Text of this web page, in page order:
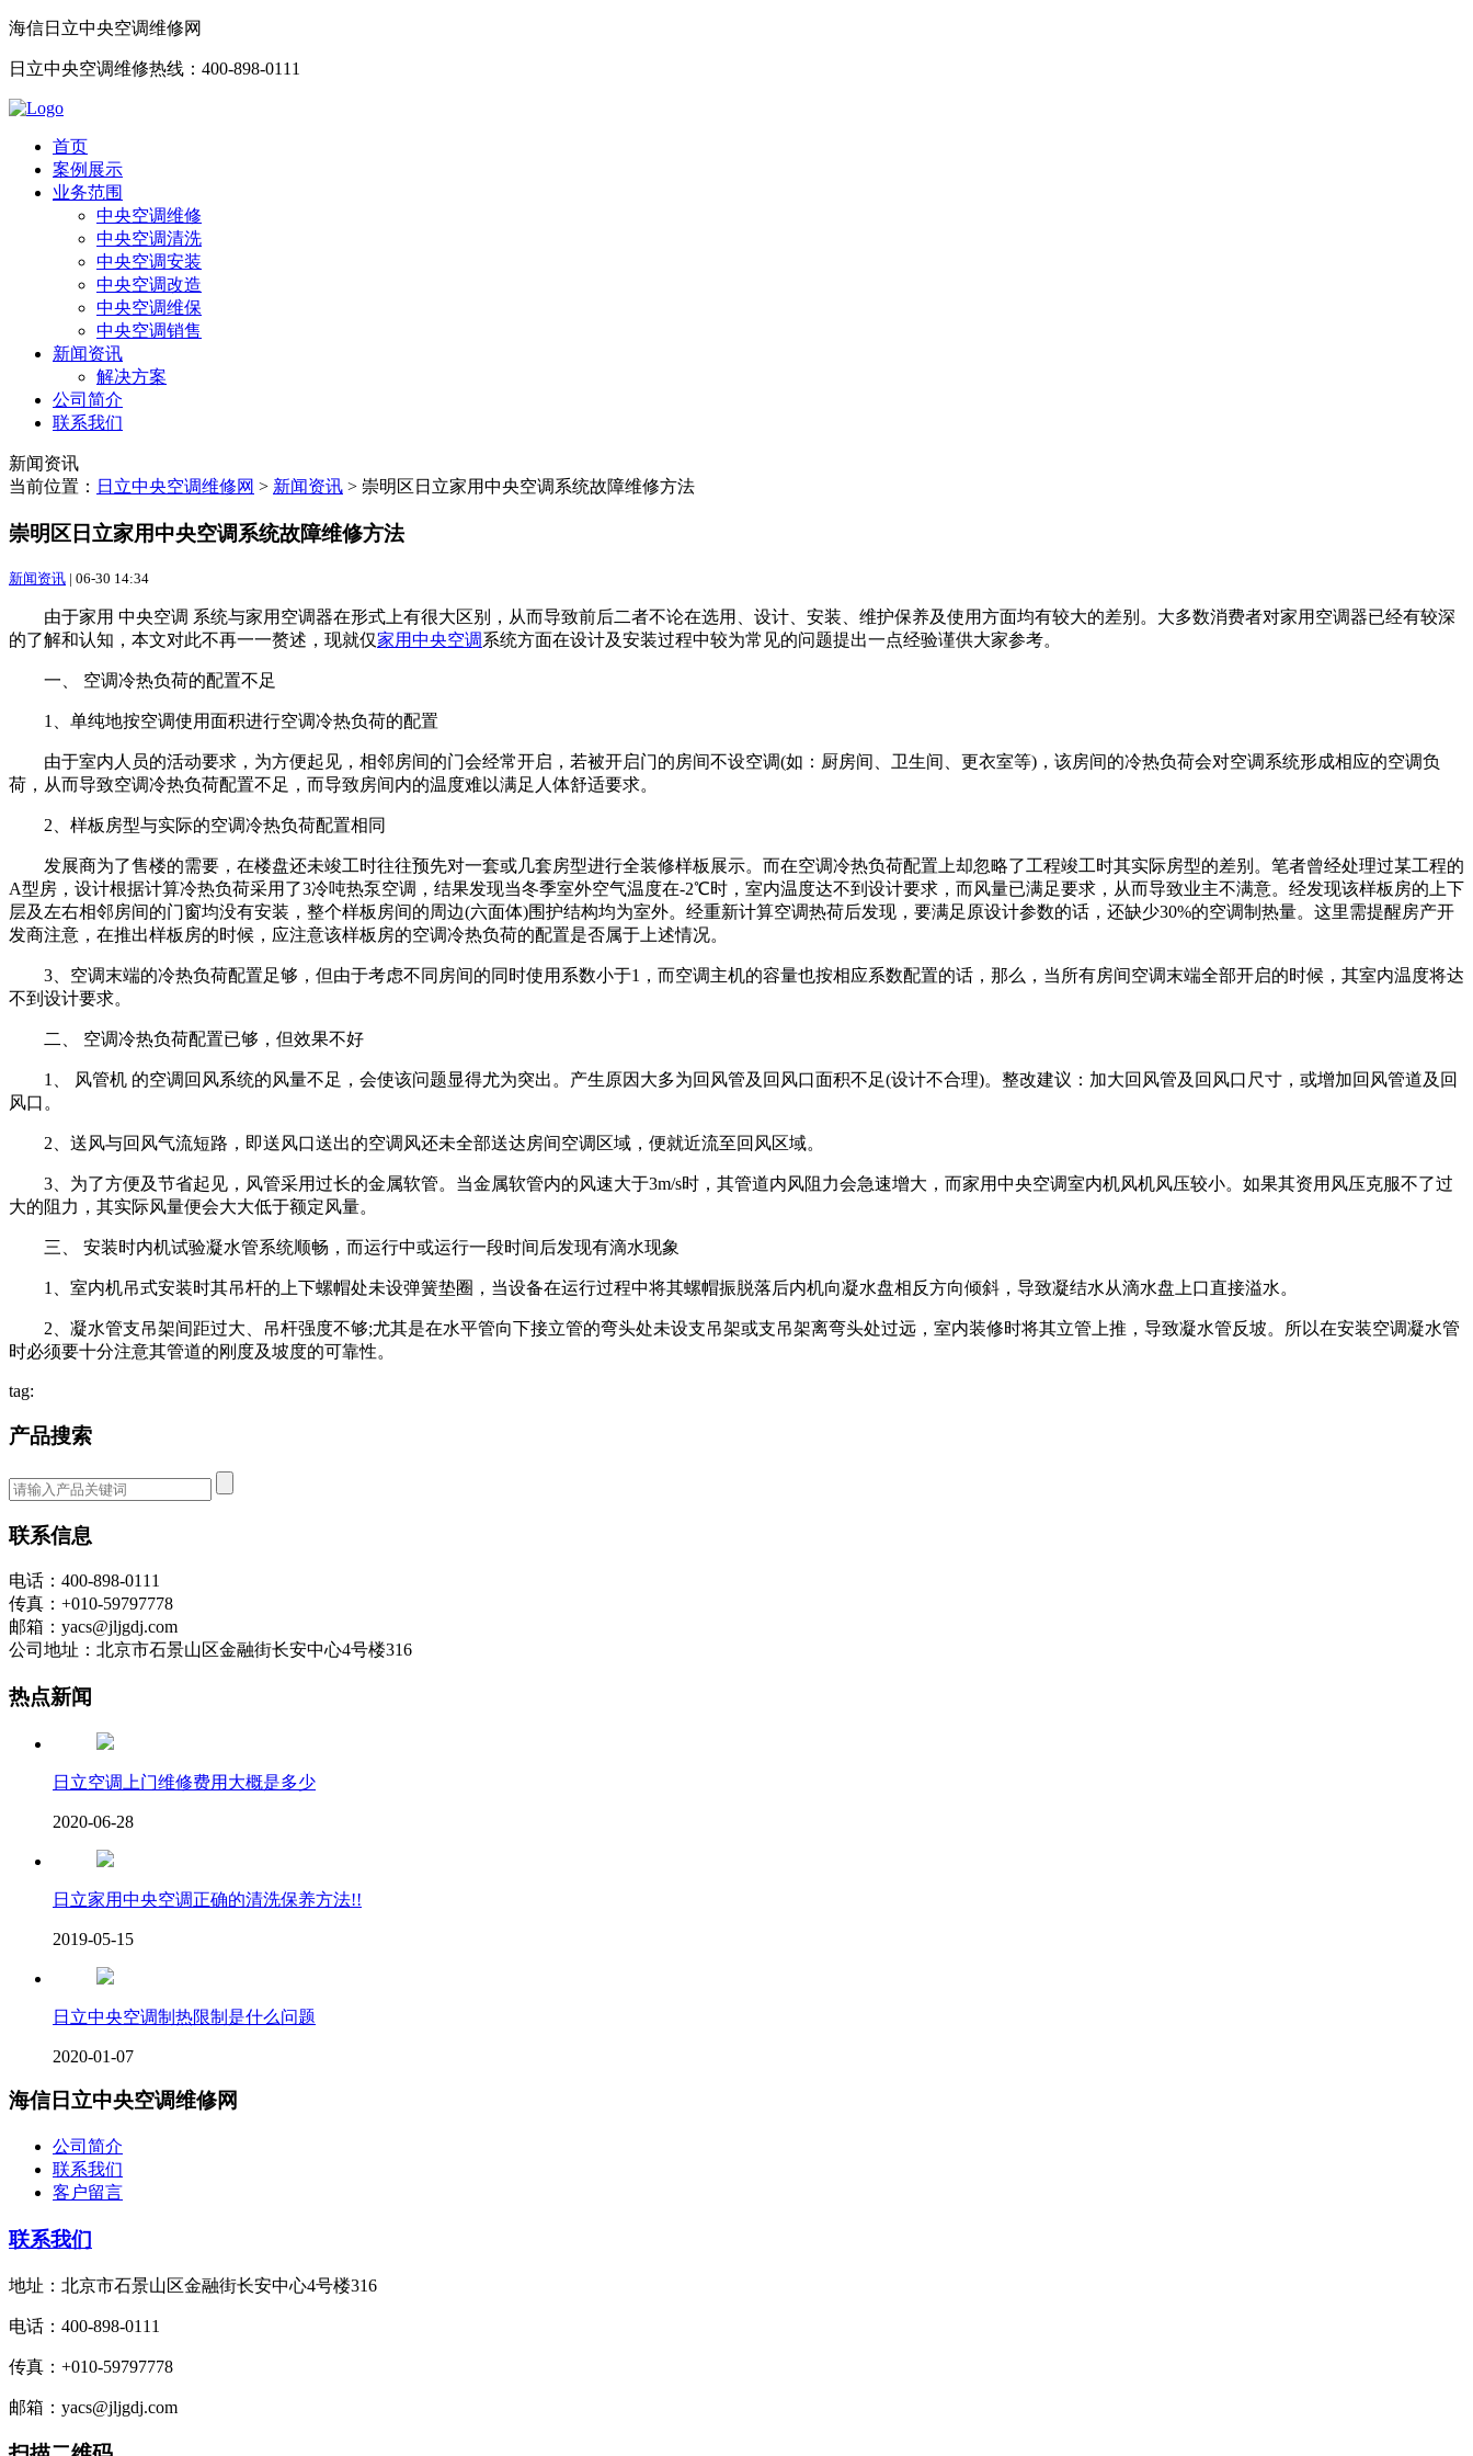
海信日立中央空调维修网
日立中央空调维修热线：400-898-0111
首页
案例展示
业务范围
中央空调维修
中央空调清洗
中央空调安装
中央空调改造
中央空调维保
中央空调销售
新闻资讯
解决方案
公司简介
联系我们
新闻资讯
当前位置： 日立中央空调维修网 > 新闻资讯 > 崇明区日立家用中央空调系统故障维修方法
崇明区日立家用中央空调系统故障维修方法
新闻资讯 | 06-30 14:34
由于家用 中央空调 系统与家用空调器在形式上有很大区别，从而导致前后二者不论在选用、设计、安装、维护保养及使用方面均有较大的差别。大多数消费者对家用空调器已经有较深
的了解和认知，本文对此不再一一赘述，现就仅家用中央空调系统方面在设计及安装过程中较为常见的问题提出一点经验谨供大家参考。
一、 空调冷热负荷的配置不足
1、单纯地按空调使用面积进行空调冷热负荷的配置
由于室内人员的活动要求，为方便起见，相邻房间的门会经常开启，若被开启门的房间不设空调(如：厨房间、卫生间、更衣室等)，该房间的冷热负荷会对空调系统形成相应的空调负
荷，从而导致空调冷热负荷配置不足，而导致房间内的温度难以满足人体舒适要求。
2、样板房型与实际的空调冷热负荷配置相同
发展商为了售楼的需要，在楼盘还未竣工时往往预先对一套或几套房型进行全装修样板展示。而在空调冷热负荷配置上却忽略了工程竣工时其实际房型的差别。笔者曾经处理过某工程的
A型房，设计根据计算冷热负荷采用了3冷吨热泵空调，结果发现当冬季室外空气温度在-2℃时，室内温度达不到设计要求，而风量已满足要求，从而导致业主不满意。经发现该样板房的上下
层及左右相邻房间的门窗均没有安装，整个样板房间的周边(六面体)围护结构均为室外。经重新计算空调热荷后发现，要满足原设计参数的话，还缺少30%的空调制热量。这里需提醒房产开
发商注意，在推出样板房的时候，应注意该样板房的空调冷热负荷的配置是否属于上述情况。
3、空调末端的冷热负荷配置足够，但由于考虑不同房间的同时使用系数小于1，而空调主机的容量也按相应系数配置的话，那么，当所有房间空调末端全部开启的时候，其室内温度将达
不到设计要求。
二、 空调冷热负荷配置已够，但效果不好
1、 风管机 的空调回风系统的风量不足，会使该问题显得尤为突出。产生原因大多为回风管及回风口面积不足(设计不合理)。整改建议：加大回风管及回风口尺寸，或增加回风管道及回
风口。
2、送风与回风气流短路，即送风口送出的空调风还未全部送达房间空调区域，便就近流至回风区域。
3、为了方便及节省起见，风管采用过长的金属软管。当金属软管内的风速大于3m/s时，其管道内风阻力会急速增大，而家用中央空调室内机风机风压较小。如果其资用风压克服不了过
大的阻力，其实际风量便会大大低于额定风量。
三、 安装时内机试验凝水管系统顺畅，而运行中或运行一段时间后发现有滴水现象
1、室内机吊式安装时其吊杆的上下螺帽处未设弹簧垫圈，当设备在运行过程中将其螺帽振脱落后内机向凝水盘相反方向倾斜，导致凝结水从滴水盘上口直接溢水。
2、凝水管支吊架间距过大、吊杆强度不够;尤其是在水平管向下接立管的弯头处未设支吊架或支吊架离弯头处过远，室内装修时将其立管上推，导致凝水管反坡。所以在安装空调凝水管
时必须要十分注意其管道的刚度及坡度的可靠性。
tag:
产品搜索
联系信息
电话：400-898-0111
传真：+010-59797778
邮箱：yacs@jljgdj.com
公司地址：北京市石景山区金融街长安中心4号楼316
热点新闻
日立空调上门维修费用大概是多少
2020-06-28
日立家用中央空调正确的清洗保养方法!!
2019-05-15
日立中央空调制热限制是什么问题
2020-01-07
海信日立中央空调维修网
公司简介
联系我们
客户留言
联系我们
地址：北京市石景山区金融街长安中心4号楼316
电话：400-898-0111
传真：+010-59797778
邮箱：yacs@jljgdj.com